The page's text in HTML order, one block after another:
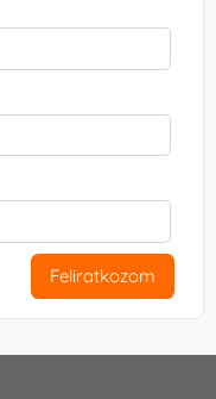
Feliratkozom